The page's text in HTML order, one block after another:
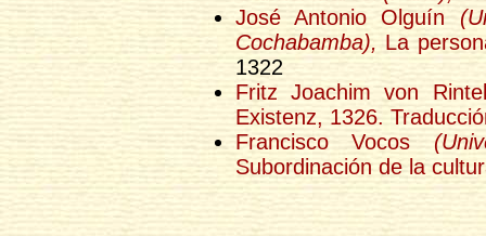
José Antonio Olguín
Cochabamba), La
1322
Fritz Joachim von
Existenz, 1326.
Francisco Vocos
Subordinación de la